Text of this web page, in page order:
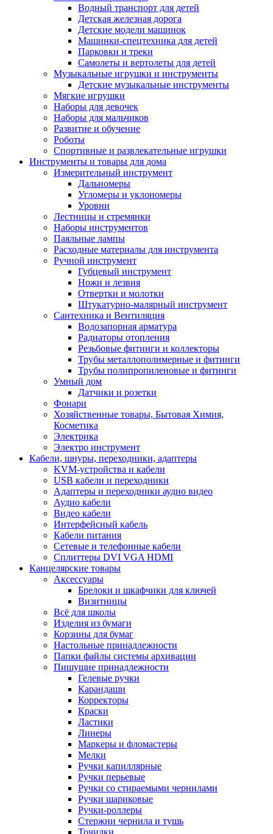
Водный транспорт для детей
Детская железная дорога
Детские модели машинок
Машинки-спецтехника для детей
Парковки и треки
Самолеты и вертолеты для детей
Музыкальные игрушки и инструменты
Детские музыкальные инструменты
Мягкие игрушки
Наборы для девочек
Наборы для мальчиков
Развитие и обучение
Роботы
Спортивные и развлекательные игрушки
Инструменты и товары для дома
Измерительный инструмент
Дальномеры
Угломеры и уклономеры
Уровни
Лестницы и стремянки
Наборы инструментов
Паяльные лампы
Расходные материалы для инструмента
Ручной инструмент
Губцевый инструмент
Ножи и лезвия
Отвертки и молотки
Штукатурно-малярный инструмент
Сантехника и Вентиляция
Водозапорная арматура
Радиаторы отопления
Резьбовые фитинги и коллекторы
Трубы металлополимерные и фитинги
Трубы полипропиленовые и фитинги
Умный дом
Датчики и розетки
Фонари
Хозяйственные товары, Бытовая Химия,
Косметика
Электрика
Электро инструмент
Кабели, шнуры, переходники, адаптеры
KVM-устройства и кабели
USB кабели и переходники
Адаптеры и переходники аудио видео
Аудио кабели
Видео кабели
Интерфейсный кабель
Кабели питания
Сетевые и телефонные кабели
Сплиттеры DVI VGA HDMI
Канцелярские товары
Аксессуары
Брелоки и шкафчики для ключей
Визитницы
Всё для школы
Изделия из бумаги
Корзины для бумаг
Настольные принадлежности
Папки файлы системы архивации
Пишущие принадлежности
Гелевые ручки
Карандаши
Корректоры
Краски
Ластики
Линеры
Маркеры и фломастеры
Мелки
Ручки капиллярные
Ручки перьевые
Ручки со стираемыми чернилами
Ручки шариковые
Ручки-роллеры
Стержни чернила и тушь
Точилки